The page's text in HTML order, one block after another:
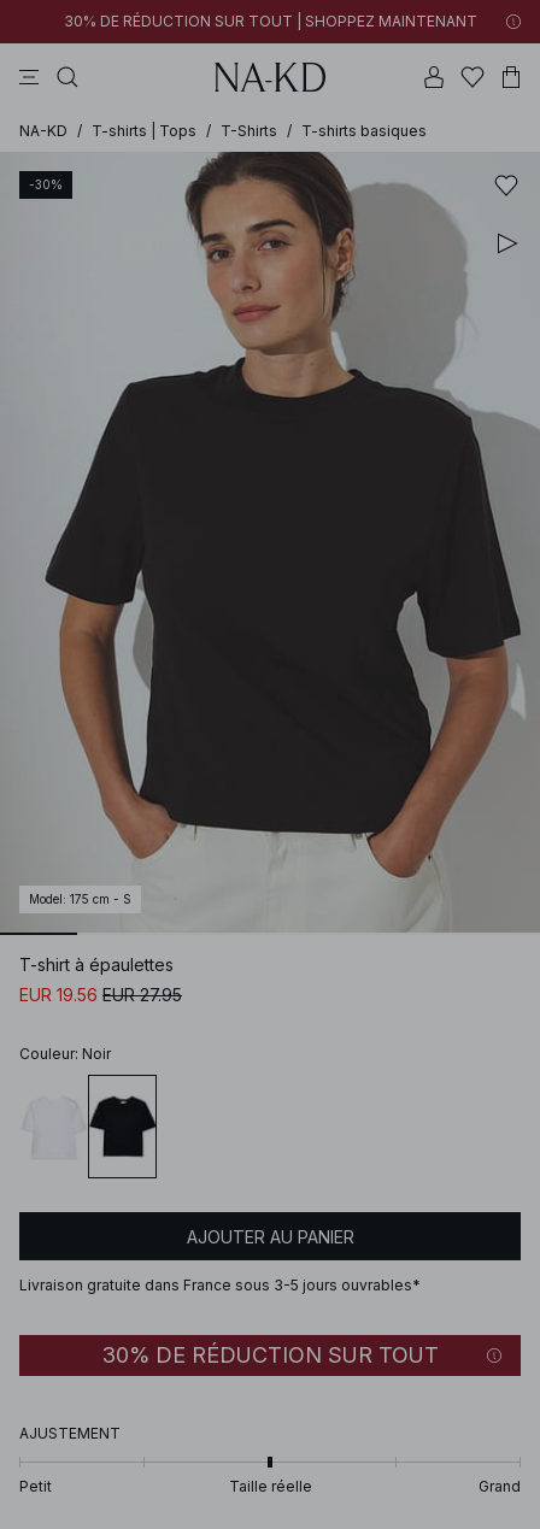
30% DE RÉDUCTION SUR TOUT | SHOPPEZ MAINTENANT
NA-KD / T-shirts | Tops / T-Shirts / T-shirts basiques
-30%
Model : 175 cm - S
T-shirt à épaulettes
EUR 19.56 EUR 27.95
Couleur: Noir
AJOUTER AU PANIER
Livraison gratuite dans France sous 3-5 jours ouvrables*
30% DE RÉDUCTION SUR TOUT
AJUSTEMENT
Petit Taille réelle Grand